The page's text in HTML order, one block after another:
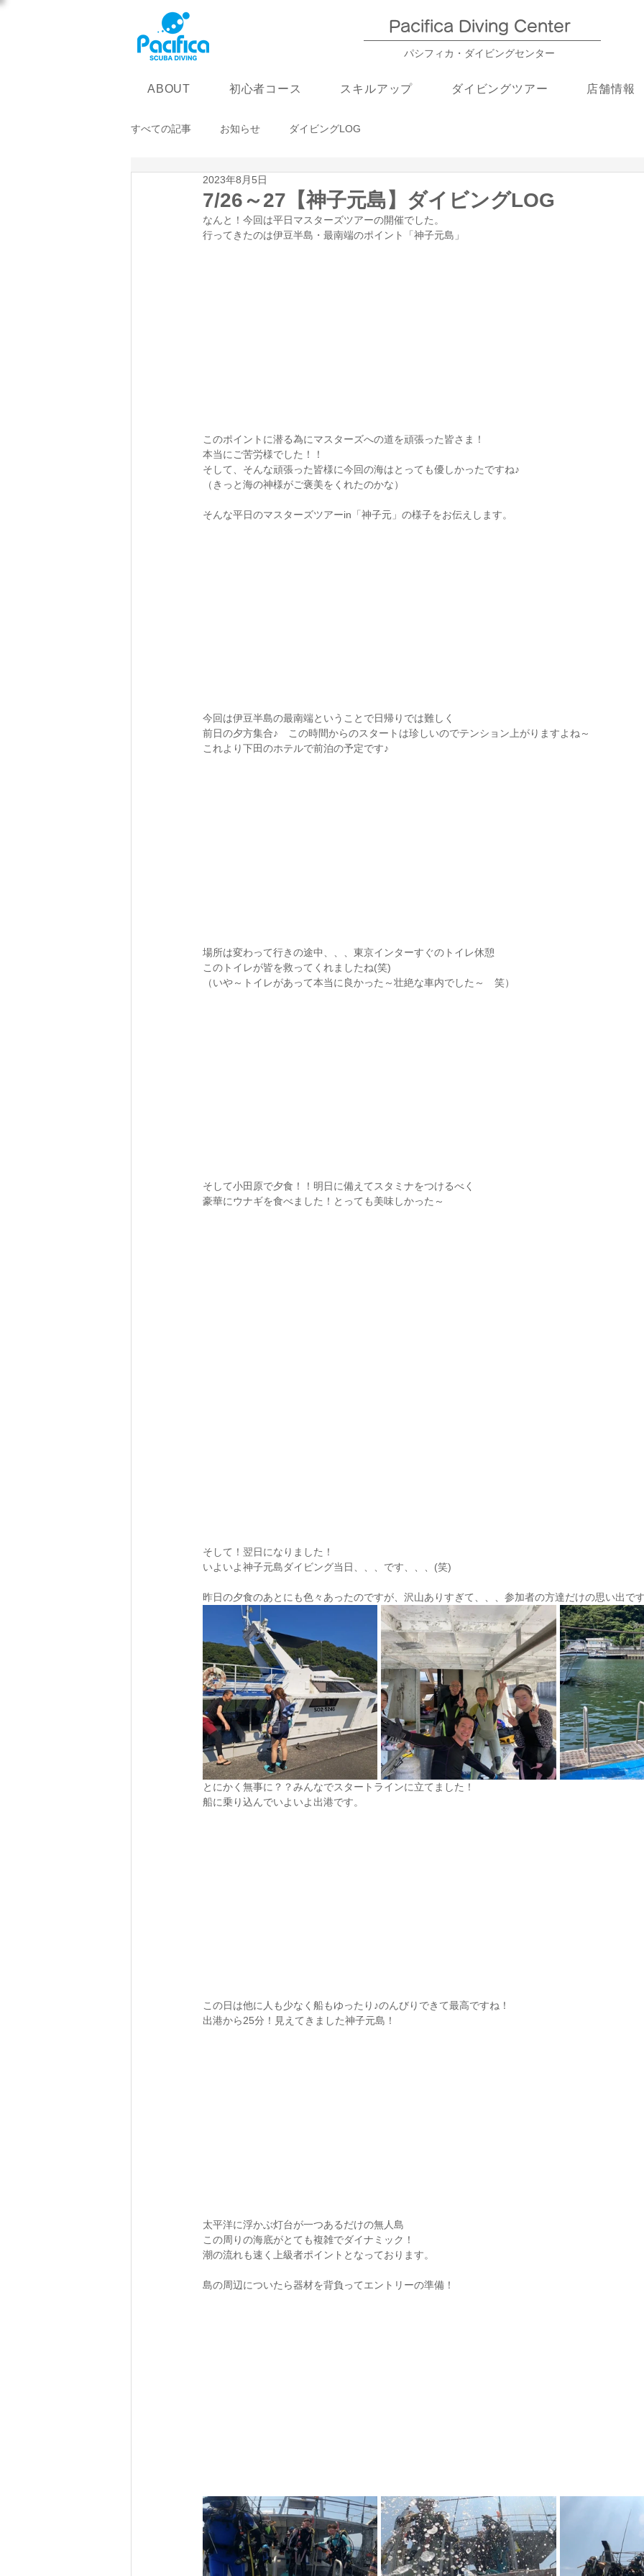
Pacifica Diving Center​
パシフィカ・ダイビングセンター
ABOUT 初心者コース スキルアップ ダイビングツアー 店舗情報
すべての記事 お知らせ ダイビングLOG
7/26～27【神子元島】ダイビングLOG
2023年8月5日
なんと！今回は平日マスターズツアーの開催でした。
行ってきたのは伊豆半島・最南端のポイント「神子元島」
このポイントに潜る為にマスターズへの道を頑張った皆さま！
本当にご苦労様でした！！
そして、そんな頑張った皆様に今回の海はとっても優しかったですね♪
（きっと海の神様がご褒美をくれたのかな）
そんな平日のマスターズツアーin「神子元」の様子をお伝えします。
今回は伊豆半島の最南端ということで日帰りでは難しく
前日の夕方集合♪　この時間からのスタートは珍しいのでテンション上がりますよね～
これより下田のホテルで前泊の予定です♪
場所は変わって行きの途中、、、東京インターすぐのトイレ休憩
このトイレが皆を救ってくれましたね(笑)
（いや～トイレがあって本当に良かった～壮絶な車内でした～　笑）
そして小田原で夕食！！明日に備えてスタミナをつけるべく
豪華にウナギを食べました！とっても美味しかった～
そして！翌日になりました！
いよいよ神子元島ダイビング当日、、、です、、、(笑)
昨日の夕食のあとにも色々あったのですが、沢山ありすぎて、、、参加者の方達だけの思い出で
とにかく無事に？？みんなでスタートラインに立てました！
船に乗り込んでいよいよ出港です。
この日は他に人も少なく船もゆったり♪のんびりできて最高ですね！
出港から25分！見えてきました神子元島！
太平洋に浮かぶ灯台が一つあるだけの無人島
この周りの海底がとても複雑でダイナミック！
潮の流れも速く上級者ポイントとなっております。
島の周辺についたら器材を背負ってエントリーの準備！